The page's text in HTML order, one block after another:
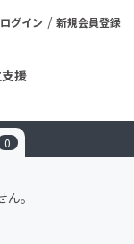
ログイン / 新規会員登録
援
0
。